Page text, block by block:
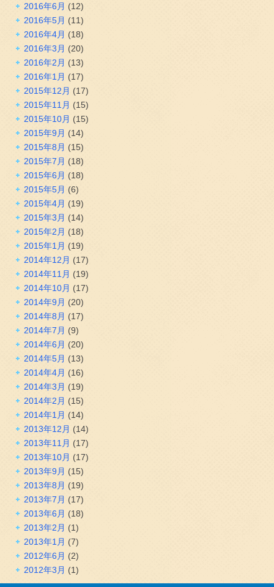
2016年6月 (12)
2016年5月 (11)
2016年4月 (18)
2016年3月 (20)
2016年2月 (13)
2016年1月 (17)
2015年12月 (17)
2015年11月 (15)
2015年10月 (15)
2015年9月 (14)
2015年8月 (15)
2015年7月 (18)
2015年6月 (18)
2015年5月 (6)
2015年4月 (19)
2015年3月 (14)
2015年2月 (18)
2015年1月 (19)
2014年12月 (17)
2014年11月 (19)
2014年10月 (17)
2014年9月 (20)
2014年8月 (17)
2014年7月 (9)
2014年6月 (20)
2014年5月 (13)
2014年4月 (16)
2014年3月 (19)
2014年2月 (15)
2014年1月 (14)
2013年12月 (14)
2013年11月 (17)
2013年10月 (17)
2013年9月 (15)
2013年8月 (19)
2013年7月 (17)
2013年6月 (18)
2013年2月 (1)
2013年1月 (7)
2012年6月 (2)
2012年3月 (1)